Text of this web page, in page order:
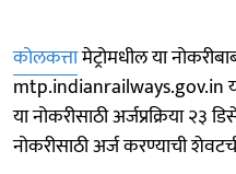
कोलकत्तामेट्रोमधील या
mtp.indianrailways.gov.in
या नोकरीसाठी अर्जप्रक्रिया
नोकरीसाठी अर्ज करण्याची